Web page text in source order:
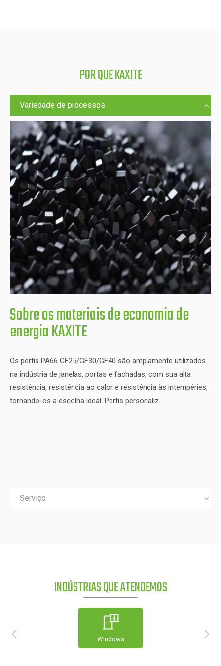
POR QUE KAXITE
Variedade de processos
Sobre os materiais de economia de
energia KAXITE
Os perfis PA66 GF25/GF30/GF40 são amplamente utilizados
na indústria de janelas, portas e fachadas, com sua alta
resistência, resistência ao calor e resistência às intempéries,
tornando-os a escolha ideal. Perfis personaliz
Serviço
INDÚSTRIAS QUE ATENDEMOS
Windows